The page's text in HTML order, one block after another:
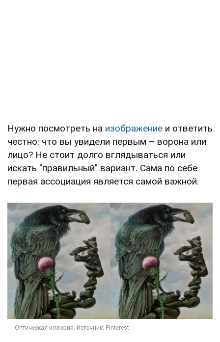
Нужно посмотреть на изображение и ответить
честно: что вы увидели первым – ворона или
лицо? Не стоит долго вглядываться или
искать "правильный" вариант. Сама по себе
первая ассоциация является самой важной.